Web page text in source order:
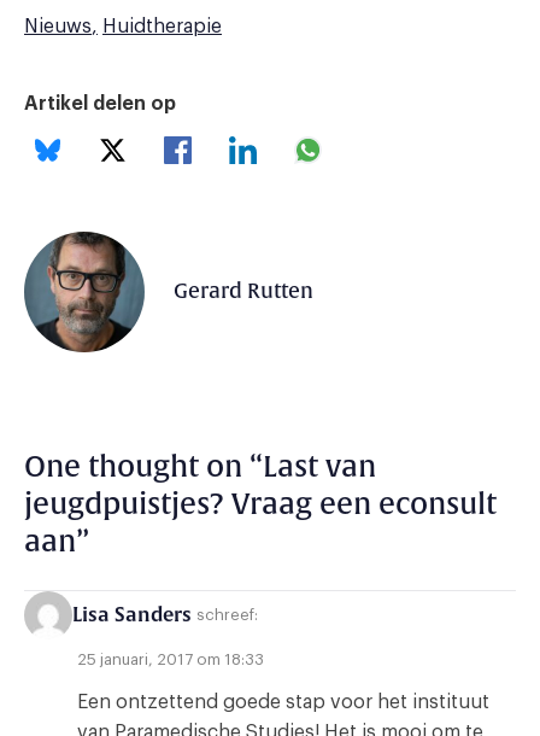
Nieuws
Huidtherapie
Artikel delen op
Gerard Rutten
One thought on “Last van
jeugdpuistjes? Vraag een econsult
aan”
Lisa Sanders schreef:
25 januari, 2017 om 18:33
Een ontzettend goede stap voor het instituut